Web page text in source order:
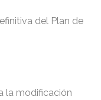
del Plan de
la modificación